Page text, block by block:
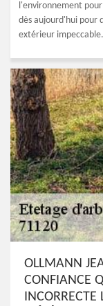
l'environnement
dès aujourd'hui pour
extérieur impeccable.
OLLMANN
CONFIANCE
INCORRECTE